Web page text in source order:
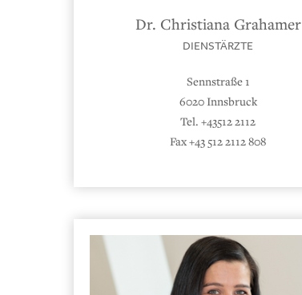
Dr. Christiana Grahamer
DIENSTÄRZTE
Sennstraße 1
6020 Innsbruck
Tel. +43512 2112
Fax +43 512 2112 808